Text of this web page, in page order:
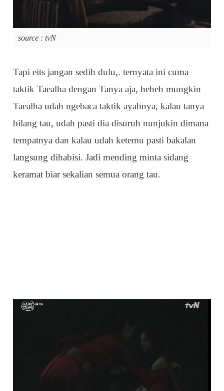
source : tvN
Tapi eits jangan sedih dulu,. ternyata ini cuma
taktik Taealha dengan Tanya aja, heheh mungkin
Taealha udah ngebaca taktik ayahnya, kalau tanya
bilang tau, udah pasti dia disuruh nunjukin dimana
tempatnya dan kalau udah ketemu pasti bakalan
langsung dihabisi. Jadi mending minta sidang
keramat biar sekalian semua orang tau.